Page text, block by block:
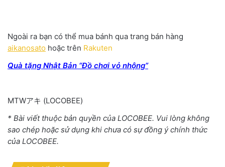
Ngoài ra bạn có thể mua bánh qua trang bán hàng
aikanosato hoặc trên Rakuten
Quà tặng Nhật Bản “Đồ chơi vỏ nhộng”
MTWアキ (LOCOBEE)
* Bài viết thuộc bản quyền của LOCOBEE. Vui lòng không
sao chép hoặc sử dụng khi chưa có sự đồng ý chính thức
của LOCOBEE.